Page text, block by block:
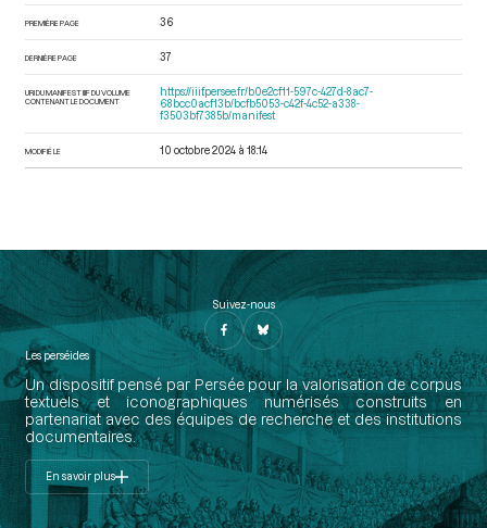
PREMIÈRE PAGE 36
DERNIÈRE PAGE 37
URI DU MANIFEST IIIF DU VOLUME
CONTENANT LE DOCUMENT
https://iiif.persee.fr/b0e2cf11-597c-427d-8ac7-
68bcc0acf13b/bcfb5053-c42f-4c52-a338-
f3503bf7385b/manifest
MODIFIÉ LE 10 octobre 2024 à 18:14
Suivez-nous
Les perséides
Un dispositif pensé par Persée pour la valorisation de corpus
textuels et iconographiques numérisés construits en
partenariat avec des équipes de recherche et des institutions
documentaires.
En savoir plus